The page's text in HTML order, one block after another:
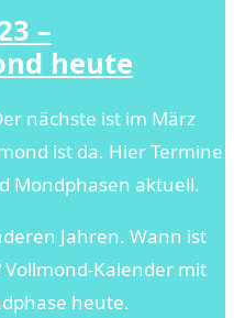
–
heute
nächste ist im März
ist da. Hier Termine
Mondphasen aktuell.
Jahren. Wann ist
Vollmond-Kalender mit
heute.